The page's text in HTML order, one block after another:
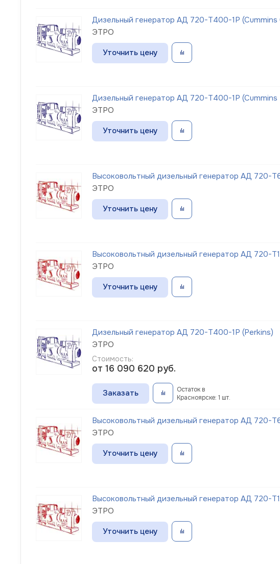
Дизельный генератор АД 720-Т400-1Р (Cummins
ЭТРО
Уточнить цену
Дизельный генератор АД 720-Т400-1Р (Cummins
ЭТРО
Уточнить цену
Высоковольтный дизельный генератор АД 720-
ЭТРО
Уточнить цену
Высоковольтный дизельный генератор АД 720-
ЭТРО
Уточнить цену
Дизельный генератор АД 720-Т400-1Р (Perkins)
ЭТРО
Стоимость:
от 16 090 620 руб.
Заказать
Остаток в
Красноярске: 1 шт.
Высоковольтный дизельный генератор АД 720-
ЭТРО
Уточнить цену
Высоковольтный дизельный генератор АД 720-
ЭТРО
Уточнить цену